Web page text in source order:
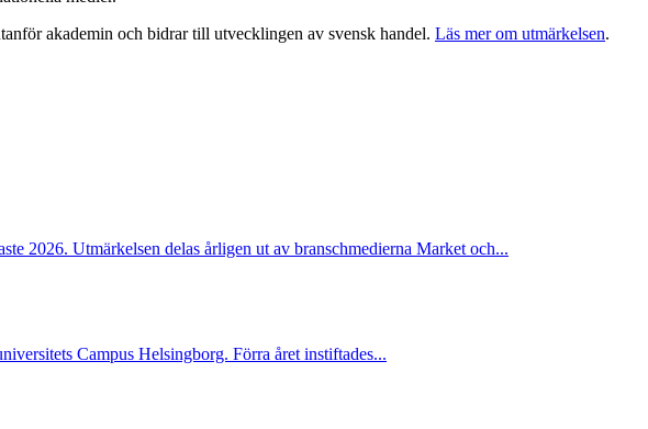
akademin och bidrar till utvecklingen av svensk handel. Läs mer om utmärkelsen.
2026. Utmärkelsen delas årligen ut av branschmedierna Market och...
Campus Helsingborg. Förra året instiftades...